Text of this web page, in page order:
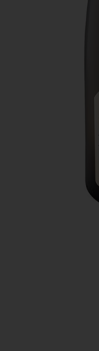
Ce vin est
intense. Le nez
fruits de mer,